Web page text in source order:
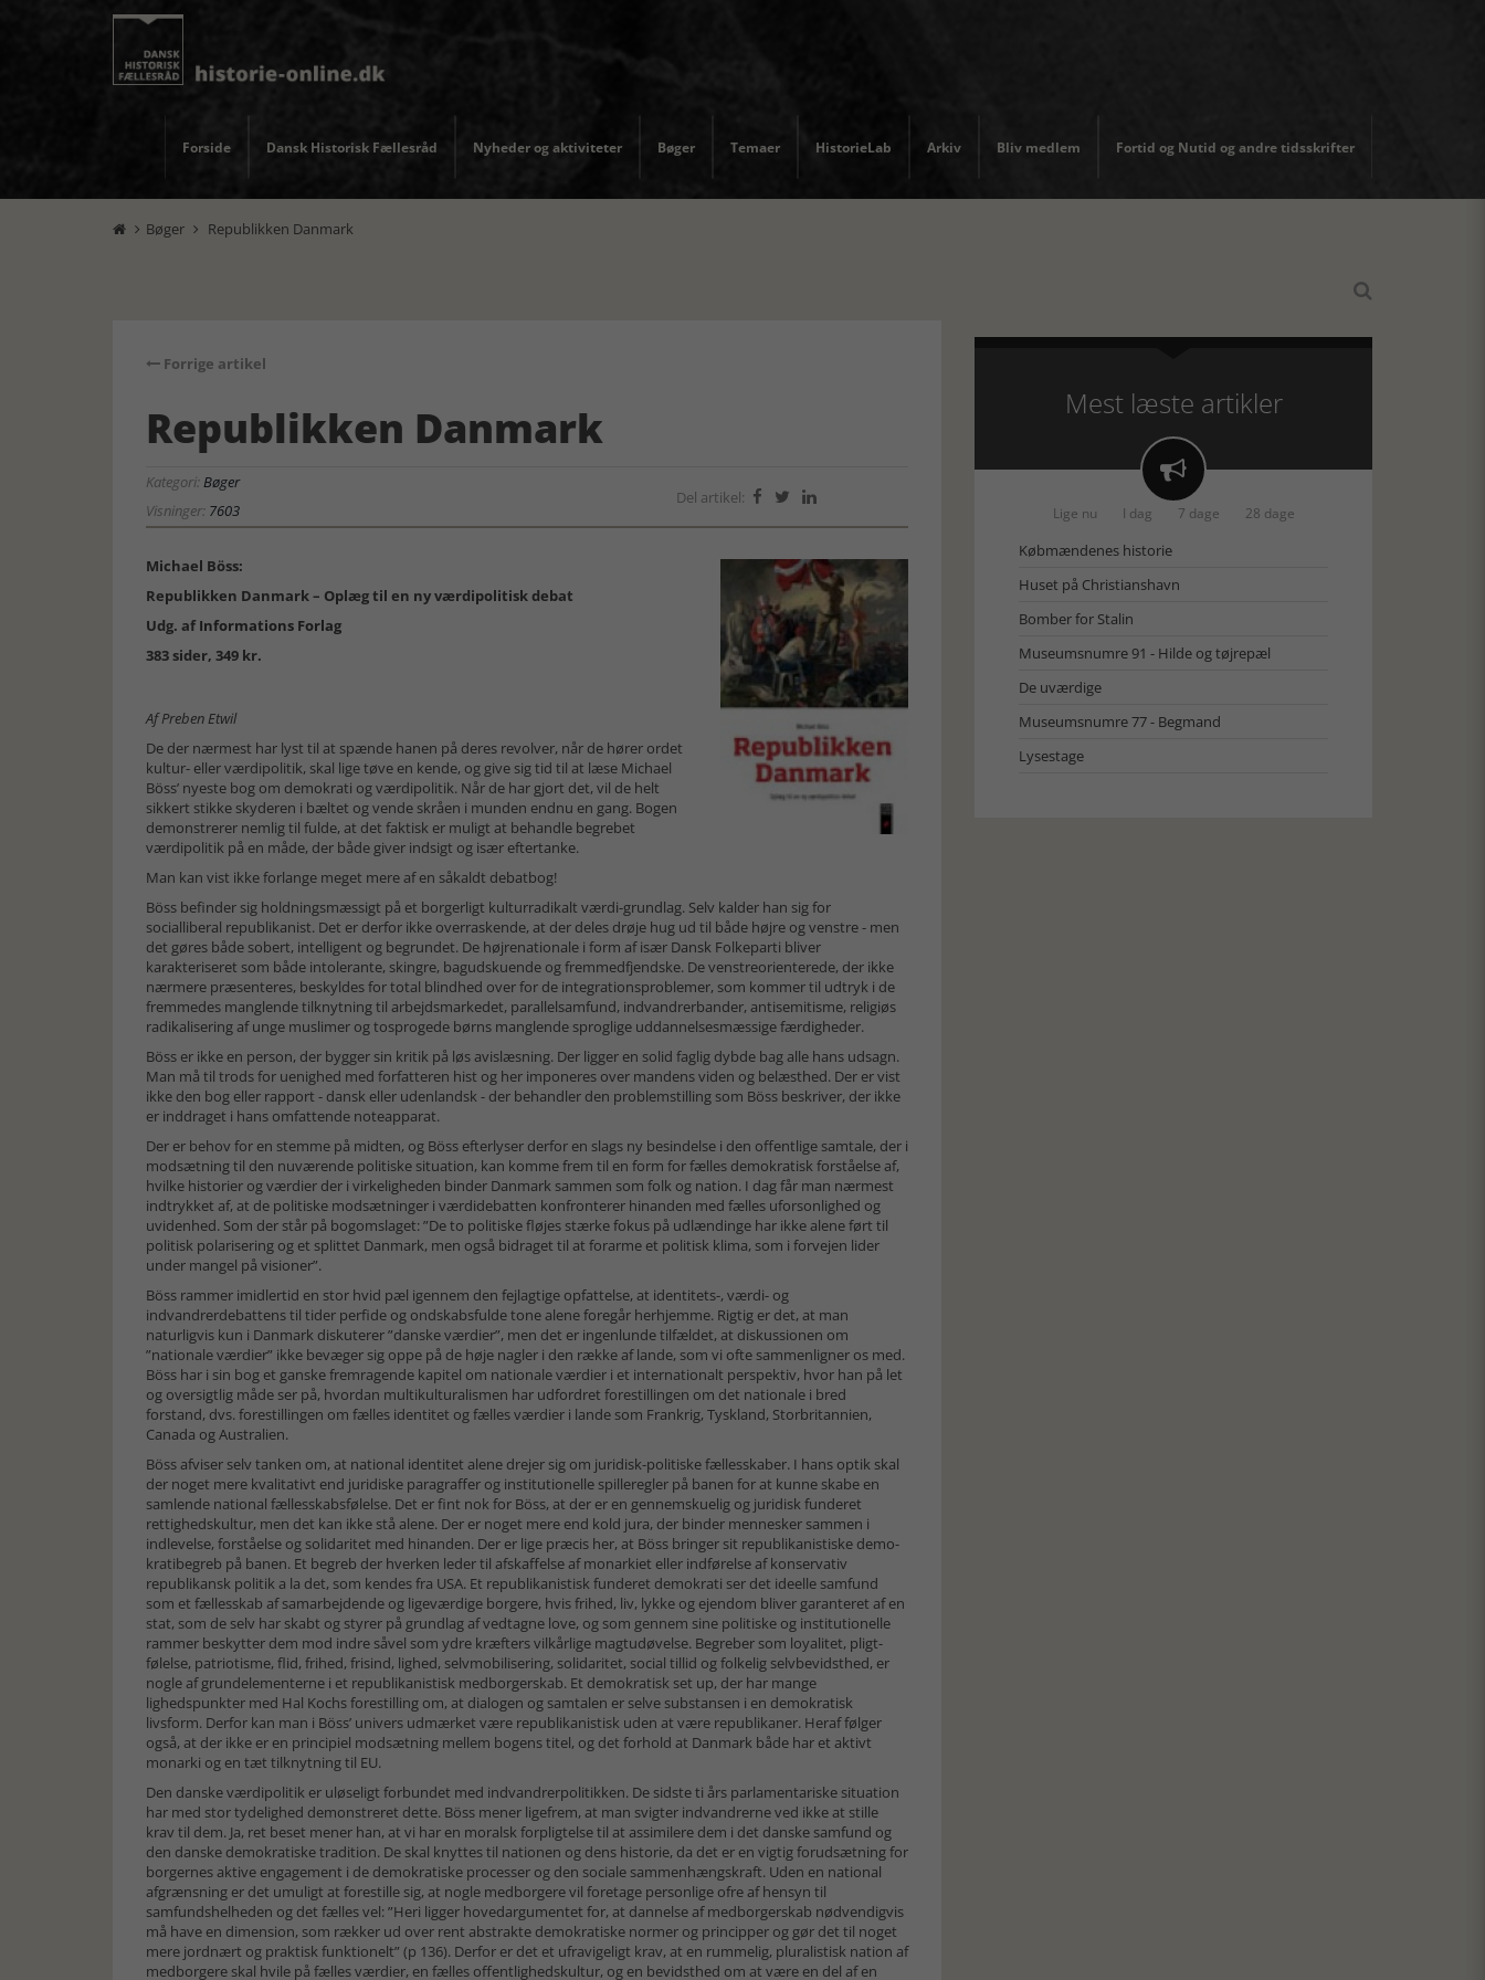
Forside Dansk Historisk Fællesråd Nyheder og aktiviteter Bøger Temaer HistorieLab Arkiv Bliv medlem Fortid og Nutid og andre tidsskrifter
 Bøger  Republikken Danmark

Forrige artikel
Republikken Danmark
Kategori:Bøger
Visninger: 7603
Del artikel:   
Michael Böss:
Republikken Danmark – Oplæg til en ny værdipolitisk debat
Udg. afInformations Forlag
383 sider, 349 kr.
Af Preben Etwil
De der nærmest har lyst til at spænde hanen på deres revolver, når de hører ordet
kultur- eller værdipolitik, skal lige tøve en kende, og give sig tid til at læse Michael
Böss’ nyeste bog om demokrati og værdipolitik. Når de har gjort det, vil de helt
sikkert stikke skyderen i bæltet og vende skråen i munden endnu en gang. Bogen
demonstrerer nemlig til fulde, at det faktisk er muligt at behandle begrebet
værdipolitik på en måde, der både giver indsigt og især eftertanke.
Man kan vist ikke forlange meget mere af en såkaldt debatbog!
Böss befinder sig holdningsmæssigt på et borgerligt kulturradikalt værdi-grundlag. Selv kalder han sig for
socialliberal republikanist. Det er derfor ikke overraskende, at der deles drøje hug ud til både højre og venstre - men
det gøres både sobert, intelligent og begrundet. De højrenationale i form af især Dansk Folkeparti bliver
karakteriseret som både intolerante, skingre, bagudskuende og fremmedfjendske. De venstreorienterede, der ikke
nærmere præsenteres, beskyldes for total blindhed over for de integrations­problemer, som kommer til udtryk i de
fremmedes manglende tilknyt­ning til arbejds­markedet, parallelsamfund, indvandrerbander, antisemitisme, reli­giøs
radikalisering af unge muslimer og tosprogede børns manglende sproglige uddan­­nelses­­mæssige færdigheder.
Böss er ikke en person, der bygger sin kritik på løs avislæsning. Der ligger en solid faglig dybde bag alle hans udsagn.
Man må til trods for uenighed med forfatteren hist og her imponeres over mandens viden og belæsthed. Der er vist
ikke den bog eller rapport - dansk eller udenlandsk - der behandler den problemstilling som Böss beskriver, der ikke
er inddraget i hans omfattende noteapparat.
Der er behov for en stemme på midten, og Böss efterlyser derfor en slags ny besindelse i den offentlige samtale, der i
modsætning til den nuværende politiske situation, kan komme frem til en form for fælles demokratisk forståelse af,
hvilke historier og værdier der i virkeligheden binder Danmark sammen som folk og nation. I dag får man nærmest
indtrykket af, at de politiske modsætninger i værdidebatten konfronterer hinanden med fælles uforsonlighed og
uvidenhed. Som der står på bogomslaget: ”De to politiske fløjes stærke fokus på udlændinge har ikke alene ført til
politisk polarisering og et splittet Danmark, men også bidraget til at forarme et politisk klima, som i forvejen lider
under mangel på visioner”.
Böss rammer imidlertid en stor hvid pæl igennem den fejlagtige opfattelse, at identitets-, værdi- og
indvandrerdebattens til tider perfide og ondskabsfulde tone alene foregår herhjemme. Rigtig er det, at man
naturligvis kun i Danmark diskuterer ”danske værdier”, men det er ingenlunde tilfældet, at diskussionen om
”nationale værdier” ikke bevæger sig oppe på de høje nagler i den række af lande, som vi ofte sammenligner os med.
Böss har i sin bog et ganske fremragende kapitel om nationale værdier i et internationalt perspektiv, hvor han på let
og oversigtlig måde ser på, hvordan multikulturalismen har udfordret forestillingen om det natio­nale i bred
forstand, dvs. forestillingen om fælles identitet og fælles værdier i lande som Frankrig, Tyskland, Storbritannien,
Canada og Australien.
Böss afviser selv tanken om, at national identitet alene drejer sig om juridisk-politiske fællesskaber. I hans optik skal
der noget mere kvalitativt end juridiske paragraffer og institutionelle spilleregler på banen for at kunne skabe en
samlende national fællesskabsfølelse. Det er fint nok for Böss, at der er en gennemskuelig og juridisk funderet
rettighedskultur, men det kan ikke stå alene. Der er noget mere end kold jura, der binder mennesker sammen i
indlevelse, forståelse og solidaritet med hinanden. Der er lige præcis her, at Böss bringer sit republikanistiske demo­
kratibegreb på banen. Et begreb der hverken leder til afskaffelse af monarkiet eller indførelse af konservativ
republikansk politik a la det, som kendes fra USA. Et republikanistisk funderet demokrati ser det ideelle samfund
som et fællesskab af samarbejdende og ligeværdige borgere, hvis frihed, liv, lykke og ejendom bliver garanteret af en
stat, som de selv har skabt og styrer på grundlag af vedtagne love, og som gennem sine politiske og institutionelle
rammer beskytter dem mod indre såvel som ydre kræfters vilkårlige magtudøvelse. Begreber som loyalitet, pligt­
følelse, patriotisme, flid, frihed, frisind, lighed, selvmobilisering, solidaritet, social tillid og folkelig selvbevidsthed, er
nogle af grundelementerne i et republikanistisk medborgerskab. Et demokratisk set up, der har mange
lighedspunkter med Hal Kochs forestilling om, at dialogen og samtalen er selve substansen i en demokratisk
livsform. Derfor kan man i Böss’ univers udmærket være republi­kanistisk uden at være republikaner. Heraf følger
også, at der ikke er en principiel mod­sætning mellem bogens titel, og det forhold at Danmark både har et aktivt
monarki og en tæt tilknytning til EU.
Den danske værdipolitik er uløseligt forbundet med indvandrerpolitikken. De sidste ti års parlamentariske situation
har med stor tydelighed demonstreret dette. Böss mener ligefrem, at man svigter indvandrerne ved ikke at stille
krav til dem. Ja, ret beset mener han, at vi har en moralsk forpligtelse til at assimilere dem i det danske samfund og
den danske demokratiske tradition. De skal knyttes til nationen og dens historie, da det er en vigtig forudsætning for
borgernes aktive engagement i de demokratiske processer og den sociale sammenhængskraft. Uden en national
afgrænsning er det umuligt at forestille sig, at nogle medborgere vil foretage per­sonlige ofre af hensyn til
samfundshelheden og det fælles vel: ”Heri ligger hovedargumentet for, at dannelse af medborgerskab nødvendigvis
må have en dimension, som rækker ud over rent abstrakte demokratiske normer og principper og gør det til noget
mere jordnært og praktisk funktionelt” (p 136). Derfor er det et ufravigeligt krav, at en rummelig, pluralistisk nation af
medborgere skal hvile på fælles vær­dier, en fælles offentlig­hedskultur, og en bevidsthed om at være en del af en
Mest læste artikler

Lige nu I dag 7 dage 28 dage
Købmændenes historie
Huset på Christianshavn
Bomber for Stalin
Museumsnumre 91 - Hilde og tøjrepæl
De uværdige
Museumsnumre 77 - Begmand
Lysestage